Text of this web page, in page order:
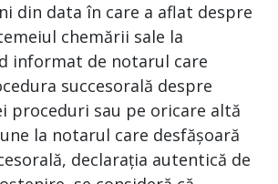
din data în care a aflat despre
chemării sale la
informat de notarul care
succesorală despre
proceduri sau pe oricare altă
la notarul care desfășoară
declarația autentică de